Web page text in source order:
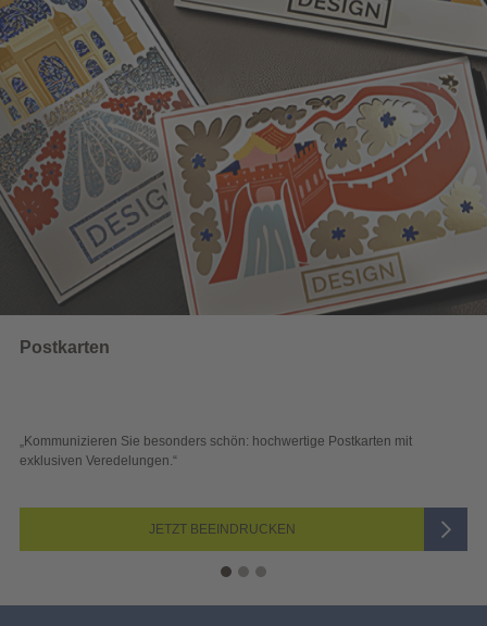
hochwertige Postkarten mit
„Sichtbar und wirkungsvoll – mit
JETZT